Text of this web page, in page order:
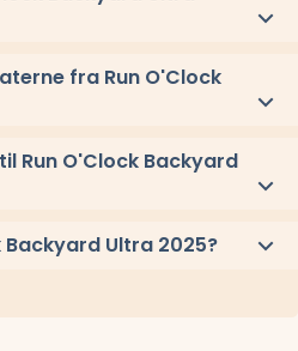
løbes lørdag 16. august 2025.
fra Run O'Clock
alle vindere herover
Run O'Clock Backyard
2025 løbes distancerne og 6,7 km
Backyard Ultra 2025?